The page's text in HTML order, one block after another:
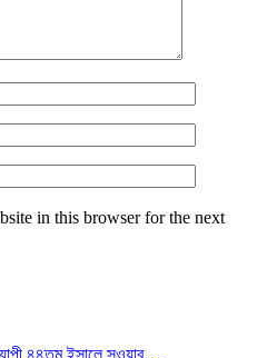
in this browser for the next
৪৪তম ইসালে সওয়াব…